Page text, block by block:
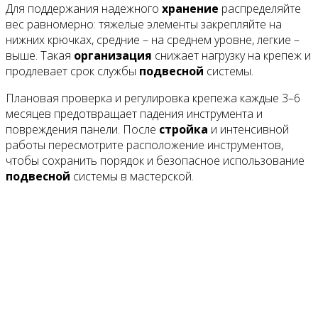
Для поддержания надежного хранение распределяйте
вес равномерно: тяжелые элементы закрепляйте на
нижних крючках, средние – на среднем уровне, легкие –
выше. Такая организация снижает нагрузку на крепеж и
продлевает срок службы подвесной системы.
Плановая проверка и регулировка крепежа каждые 3–6
месяцев предотвращает падения инструмента и
повреждения панели. После стройка и интенсивной
работы пересмотрите расположение инструментов,
чтобы сохранить порядок и безопасное использование
подвесной системы в мастерской.